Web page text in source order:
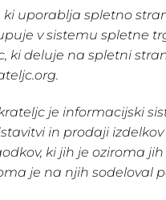
ki uporablja spletno
v sistemu spletne
ki deluje na spletni
je informacijski
in prodaji
ki jih je oziroma jih
je na njih sodeloval